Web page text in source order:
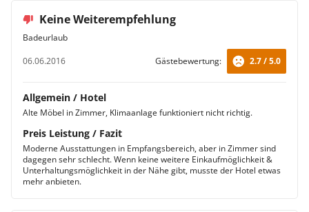
Keine Weiterempfehlung
Badeurlaub
06.06.2016
Gästebewertung: 2.7 / 5.0
Allgemein / Hotel
Alte Möbel in Zimmer, Klimaanlage funktioniert nicht richtig.
Preis Leistung / Fazit
Moderne Ausstattungen in Empfangsbereich, aber in Zimmer sind
dagegen sehr schlecht. Wenn keine weitere Einkaufmöglichkeit &
Unterhaltungsmöglichkeit in der Nähe gibt, musste der Hotel etwas
mehr anbieten.